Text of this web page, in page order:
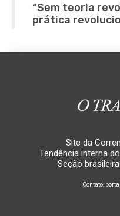
“Sem teoria
prática
Site da
Tendência interna
Seção
Contato: